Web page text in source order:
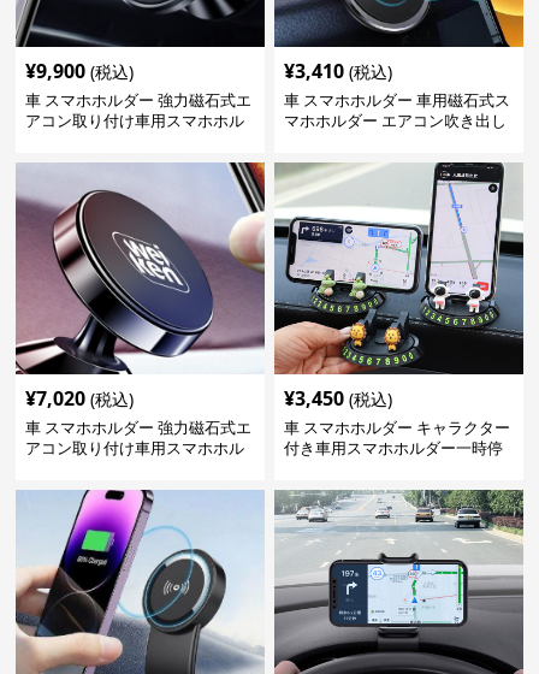
¥9,900 (税込)
車 スマホホルダー 強力磁石式エ
アコン取り付け車用スマホホル
¥3,410 (税込)
車 スマホホルダー 車用磁石式ス
マホホルダー エアコン吹き出し
¥7,020 (税込)
車 スマホホルダー 強力磁石式エ
アコン取り付け車用スマホホル
¥3,450 (税込)
車 スマホホルダー キャラクター
付き車用スマホホルダー一時停